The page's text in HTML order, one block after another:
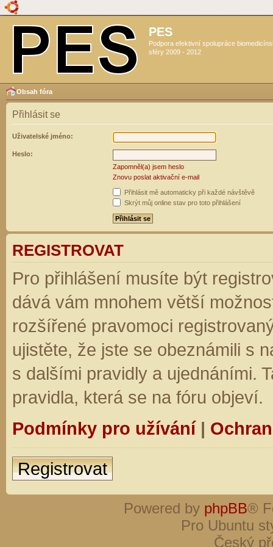
PES
Podpora efektivní spolupráce
sféry 2009 - 2012
Obsah fóra
Přihlásit se
Uživatelské jméno:
Heslo:
Zapomněl(a) jsem heslo
Znovu poslat aktivační e-mail
Přihlásit mě automaticky při každé návštěvě
Skrýt můj online stav pro toto přihlášení
REGISTROVAT
Pro přihlášení musíte být
dává vám mnohem větší
rozšířené pravomoci
ujistěte, že jste se obeznámili s
s dalšími pravidly a ujednáními.
pravidla, která se na fóru objeví.
Podmínky pro užívání|
Registrovat
Powered by phpBB®
Pro Ubuntu
Český